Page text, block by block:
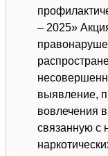
– 2025»
выявление,
вовлечения
связанную с